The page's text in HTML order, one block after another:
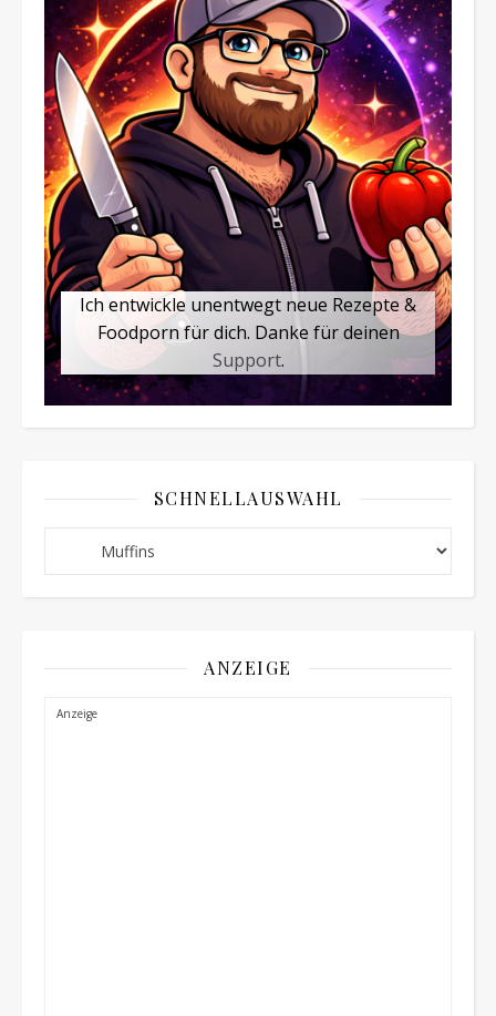
Ich entwickle unentwegt neue Rezepte &
Foodporn für dich. Danke für deinen
Support.
SCHNELLAUSWAHL
ANZEIGE